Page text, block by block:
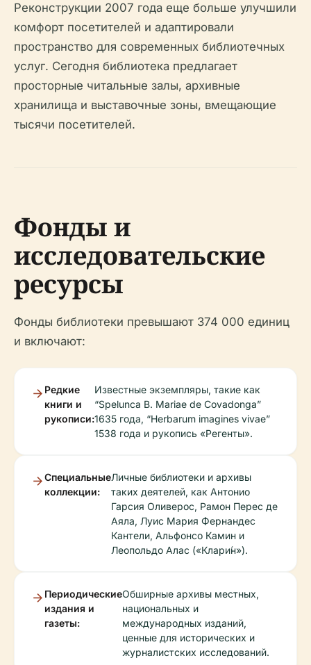
Реконструкции 2007 года еще больше улучшили
комфорт посетителей и адаптировали
пространство для современных библиотечных
услуг. Сегодня библиотека предлагает
просторные читальные залы, архивные
хранилища и выставочные зоны, вмещающие
тысячи посетителей.
Фонды и
исследовательские
ресурсы
Фонды библиотеки превышают 374 000 единиц
и включают:
Редкие
книги и
рукописи:
Известные экземпляры, такие как
“Spelunca B. Mariae de Covadonga”
1635 года, “Herbarum imagines vivae”
1538 года и рукопись «Регенты».
Специальные
коллекции:
Личные библиотеки и архивы
таких деятелей, как Антонио
Гарсия Оливерос, Рамон Перес де
Аяла, Луис Мария Фернандес
Кантели, Альфонсо Камин и
Леопольдо Алас («Клари́н»).
Периодические
издания и
газеты:
Обширные архивы местных,
национальных и
международных изданий,
ценные для исторических и
журналистских исследований.